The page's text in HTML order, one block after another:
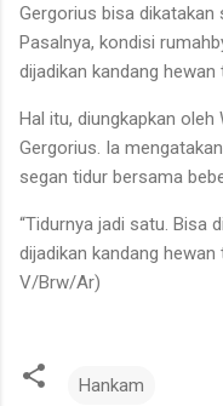
Gergorius bisa dikatakan
Pasalnya, kondisi
dijadikan kandang hewan
Hal itu, diungkapkan
Gergorius. Ia
segan tidur bersama
“Tidurnya jadi satu. Bisa
dijadikan kandang hewan
V/Brw/Ar)
Hankam